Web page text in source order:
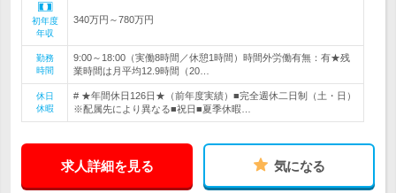
初年度
年収
340万円～780万円
勤務
時間
9:00～18:00（実働8時間／休憩1時間）時間外労働有無：有★残
業時間は月平均12.9時間（20…
休日
休暇
# ★年間休日126日★（前年度実績）■完全週休二日制（土・日）
※配属先により異なる■祝日■夏季休暇…
求人詳細を見る 気になる